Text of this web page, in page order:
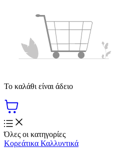
Το καλάθι είναι άδειο
Όλες οι κατηγορίες
Κορεάτικα Καλλυντικά